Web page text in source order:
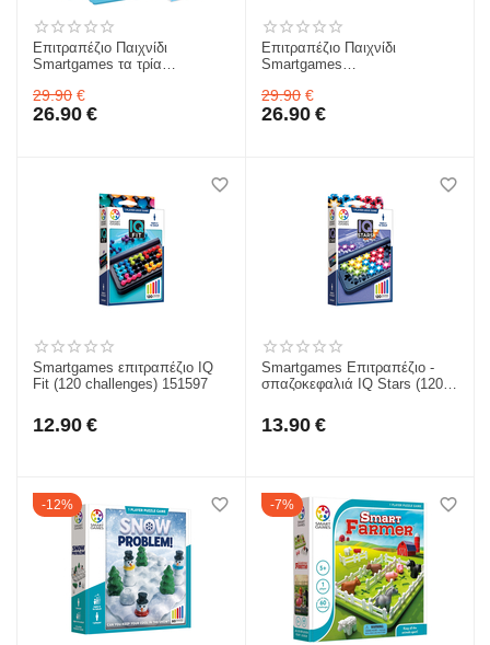
Επιτραπέζιο Παιχνίδι
Smartgames τα τρία
29.90 €
26.90 €
Επιτραπέζιο Παιχνίδι
Smartgames
challenges) 151838
29.90 €
26.90 €
Smartgames επιτραπέζιο IQ
Fit (120 challenges) 151597
12.90 €
Smartgames Επιτραπέζιο -
σπαζοκεφαλιά IQ Stars (120
13.90 €
12% 7%